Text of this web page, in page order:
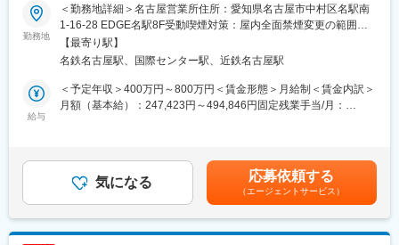
現在はAI外観検査事業およびコンサルティング事業を中心に事業
拡大しており、今後も製造現場における様々な課題解決に向け
た、自社製のAIソフトウェア×IoTによる新たなソリューション領
域へと事業を拡大していきます。
変更の範囲：会社の定める全ての業務
【製造業向けの法人営業経験をお持ちの方へ】
■仕事内容
当社が開発・提供するAI検査装置や自動化設備の装置提案営業を
お任せします。
単なるプロダクトの提供ではなく、顧客の生産課題を深く理解し
た上で、ソリューション型の提案を行う営業スタイルです。
案から導入までをリードしていただきます。
■主な業務内容
勤務地
＜勤務地詳細＞名古屋営業所住所：愛知県名古屋市中村区名駅南
1-16-28 EDGE名駅8F受動喫煙対策：屋内全面禁煙変更の範囲：
会社の定める事業所
【最寄り駅】
名鉄名古屋駅、国際センター駅、近鉄名古屋駅
給与
＜予定年収＞400万円～800万円＜賃金形態＞月給制＜賃金内訳＞
月額（基本給）：247,423円～494,846円固定残業手当/月：
経験、スキル、年齢を考慮の上、当社規定により決定します。※年
収構成は、月給×12ヶ月となります。■人事評価：年2回※評価に応
じて給与改定を実施賃金はあくまでも目安の金額であり、選考を
通じて上下する可能性があります。月給(月額)は固定手当を含めた
表記です。
気になる 応募依頼する
（エージェントサービス）